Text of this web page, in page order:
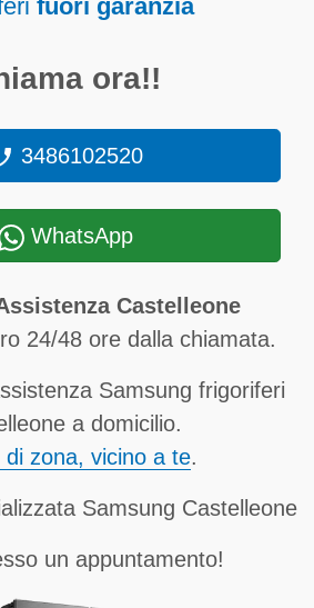
fuori garanzia
ora!!
3486102520
WhatsApp
Castelleone
24/48 ore dalla chiamata.
Samsung frigoriferi
a domicilio.
di zona, vicino a te.
Samsung Castelleone
un appuntamento!